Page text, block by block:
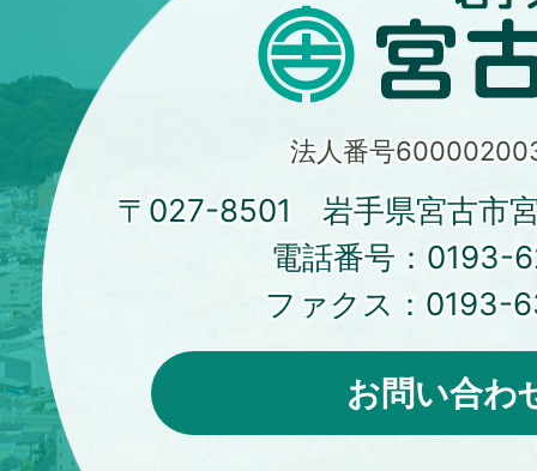
法人番号
〒027-8501 岩手県宮古市
電話番号： 0193-
ファクス： 0193-
お問い合わ